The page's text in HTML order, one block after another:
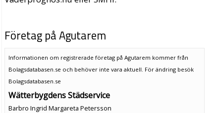
Företag på Agutarem
Informationen om registrerade företag på Agutarem kommer från
Bolagsdatabasen.se och behöver inte vara aktuell. För ändring besök
Bolagsdatabasen.se
Wätterbygdens Städservice
Barbro Ingrid Margareta Petersson